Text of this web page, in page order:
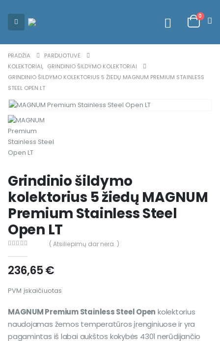
0
PRADŽIA
PARDUOTUVĖ
KOLEKTORIAI, GRINDINIO ŠILDYMO KOLEKTORIAI
GRINDINIO ŠILDYMO KOLEKTORIUS 5 ŽIEDŲ MAGNUM PREMIUM STAINLESS
STEEL OPEN LT
Grindinio šildymo
kolektorius 5 žiedų MAGNUM
Premium Stainless Steel
Open LT
( Atsiliepimų dar nėra. )
236,65€
PVM įskaičiuotas
MAGNUM Premium Stainless Steel Open kolektorius
naudojamas žemos temperatūros įrenginiuose ir yra
pagamintas iš labai aukštos kokybės 4301 nerūdijančio